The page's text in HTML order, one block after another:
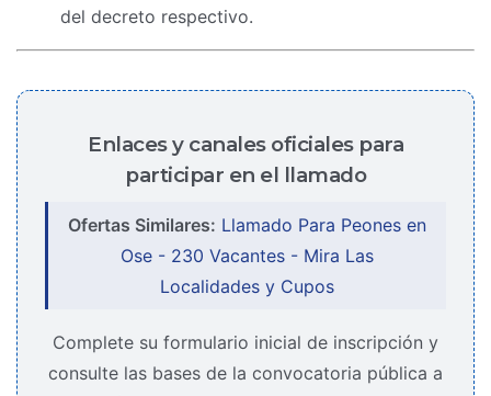
del decreto respectivo.
Enlaces y canales oficiales para
participar en el llamado
Ofertas Similares: Llamado Para Peones en
Ose - 230 Vacantes - Mira Las
Localidades y Cupos
Complete su formulario inicial de inscripción y
consulte las bases de la convocatoria pública a